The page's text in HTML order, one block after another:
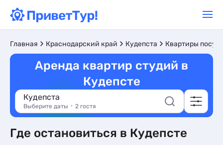
Главная Краснодарский край Кудепста Квартиры
Аренда квартир студий в
Кудепсте
Кудепста
Выберите даты 2 гостя
Где остановиться в Кудепсте